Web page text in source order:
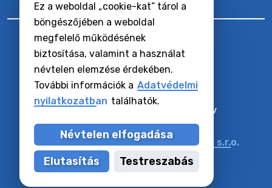
Ez a weboldal „cookie-kat” tárol a
böngészőjében a weboldal
megfelelő működésének
biztosítása, valamint a használat
névtelen elemzése érdekében.
További információk a Adatvédelmi
nyilatkozatban találhatók.
Névtelen elfogadása
Elutasítás
Testreszabás
Hozzáférhetőségi nyilatkozat
Zásady ochrany osobných údajov
Cookie-k beállítása
Műszaki üzemeltető:Alphabet partner s.r.o.
Tartalomkezelő:Község Vízkelet
Utoljára frissítve:06.08.2026